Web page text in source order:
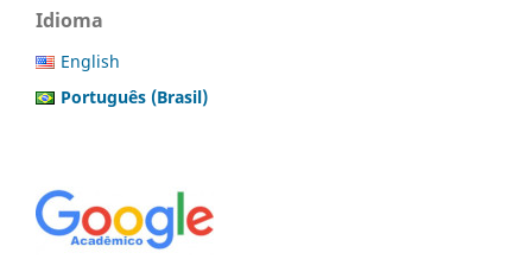
Idioma
English
Português (Brasil)